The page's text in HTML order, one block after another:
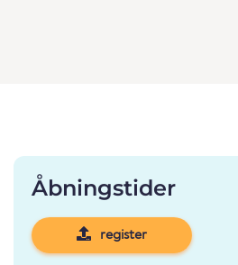
Åbningstider
register